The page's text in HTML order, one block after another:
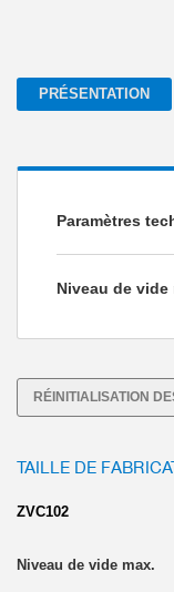
PRÉSENTATION
Paramètres
Débit
Poids [kg]
Niveau de vide
-90
-94
RÉINITIALISATION
TAILLE DE
ZVC102